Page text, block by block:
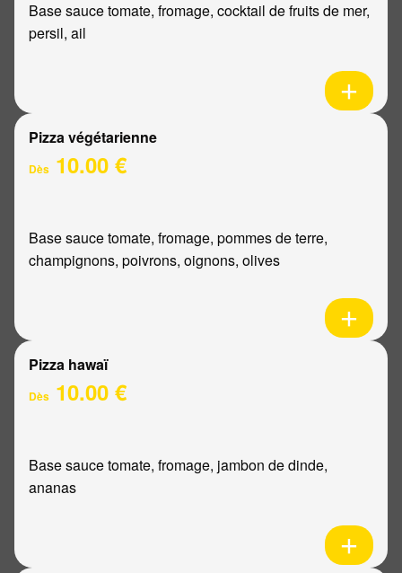
Base sauce tomate, fromage, cocktail de fruits de mer,
persil, ail
Pizza végétarienne
Dès 10.00 €
Base sauce tomate, fromage, pommes de terre,
champignons, poivrons, oignons, olives
Pizza hawaï
Dès 10.00 €
Base sauce tomate, fromage, jambon de dinde,
ananas